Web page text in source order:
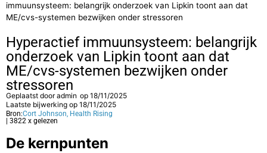
immuunsysteem: belangrijk onderzoek van Lipkin toont aan dat
ME/cvs-systemen bezwijken onder stressoren
Hyperactief immuunsysteem: belangrijk
onderzoek van Lipkin toont aan dat
ME/cvs-systemen bezwijken onder
stressoren
Geplaatst dooradmin op 18/11/2025
Laatste bijwerking op 18/11/2025
Bron:Cort Johnson, Health Rising
| 3822 x gelezen
De kernpunten